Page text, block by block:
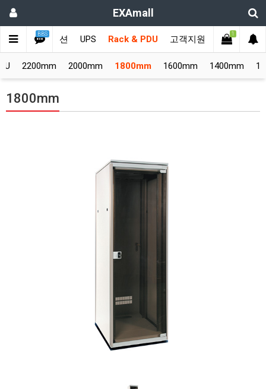
EXAmall
BBS
비디오솔루션 UPS Rack & PDU 고객지원
1
2200mm 2000mm 1800mm 1600mm 1400mm
1800mm